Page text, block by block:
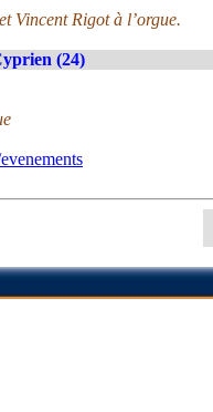
Vincent Rigot à l’orgue.
(24)